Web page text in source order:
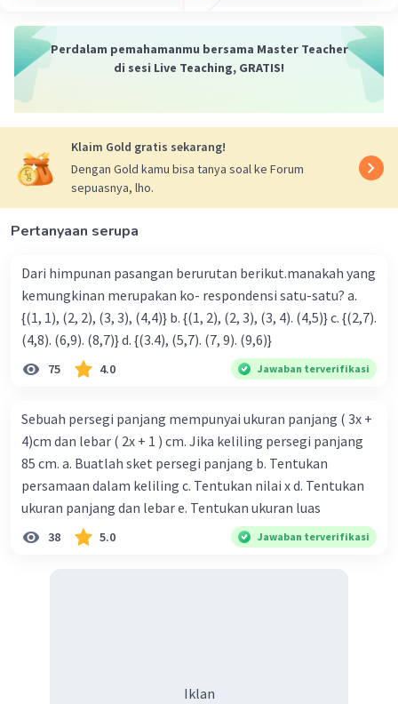
2022 : 4 = 505 sisa 2
karena 2022 dibagi 4 sisa 2 maka yang diambil pola ke 2)
yaitu 9
Beri Rating·0.0(0) Balas
Perdalam pemahamanmu bersama Master Teacher
di sesi Live Teaching, GRATIS!
Klaim Gold gratis sekarang!
Dengan Gold kamu bisa tanya soal ke Forum
sepuasnya, lho.
Pertanyaan serupa
Dari himpunan pasangan berurutan berikut.manakah yang
kemungkinan merupakan ko- respondensi satu-satu? a.
{(1, 1), (2, 2), (3, 3), (4,4)} b. {(1, 2), (2, 3), (3, 4). (4,5)} c. {(2,7).
(4,8). (6,9). (8,7)} d. {(3.4), (5,7). (7, 9). (9,6)}
75 4.0 Jawaban terverifikasi
Sebuah persegi panjang mempunyai ukuran panjang ( 3x +
4)cm dan lebar ( 2x + 1 ) cm. Jika keliling persegi panjang
85 cm. a. Buatlah sket persegi panjang b. Tentukan
persamaan dalam keliling c. Tentukan nilai x d. Tentukan
ukuran panjang dan lebar e. Tentukan ukuran luas
38 5.0 Jawaban terverifikasi
Iklan